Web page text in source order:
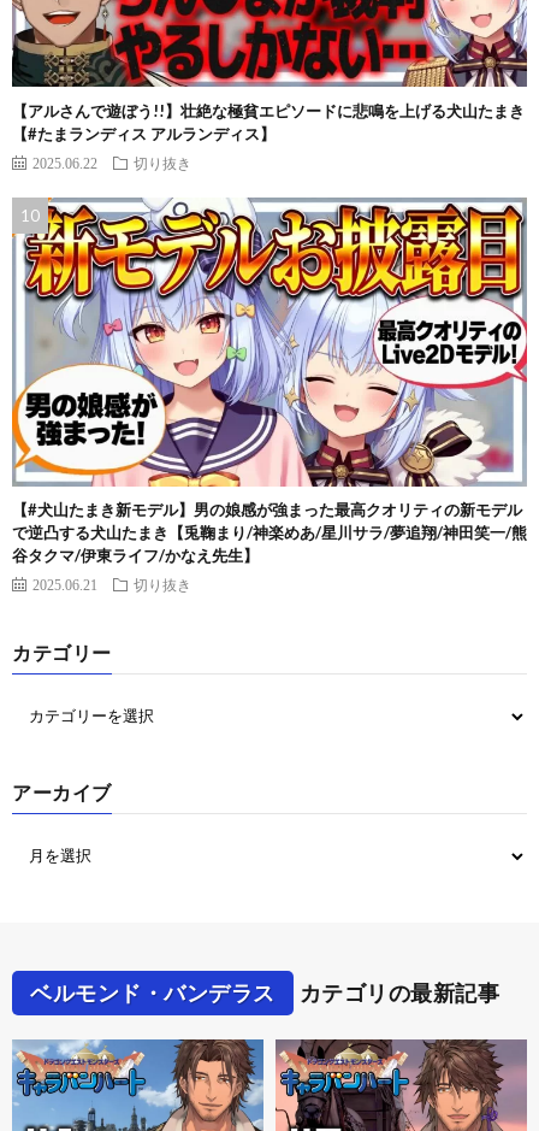
【アルさんで遊ぼう!!】壮絶な極貧エピソードに悲鳴を上げる犬山たまき
【#たまランディス アルランディス】
2025.06.22 切り抜き
【#犬山たまき新モデル】男の娘感が強まった最高クオリティの新モデル
で逆凸する犬山たまき【兎鞠まり/神楽めあ/星川サラ/夢追翔/神田笑一/熊
谷タクマ/伊東ライフ/かなえ先生】
2025.06.21 切り抜き
カテゴリー
アーカイブ
ベルモンド・バンデラス カテゴリの最新記事